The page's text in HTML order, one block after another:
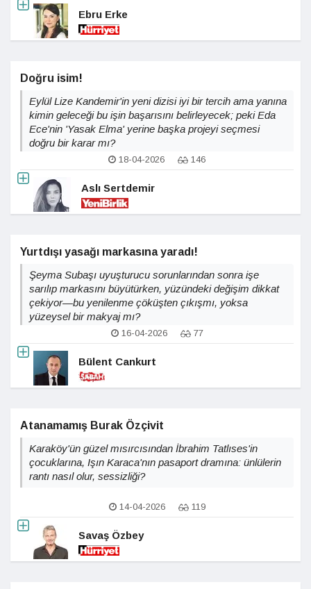
Ebru Erke
Doğru isim!
Eylül Lize Kandemir'in yeni dizisi iyi bir tercih ama yanına
kimin geleceği bu işin başarısını belirleyecek; peki Eda
Ece'nin 'Yasak Elma' yerine başka projeyi seçmesi
doğru bir karar mı?
18-04-2026 146
Aslı Sertdemir
Yurtdışı yasağı markasına yaradı!
Şeyma Subaşı uyuşturucu sorunlarından sonra işe
sarılıp markasını büyütürken, yüzündeki değişim dikkat
çekiyor—bu yenilenme çöküşten çıkışmı, yoksa
yüzeysel bir makyaj mı?
16-04-2026 77
Bülent Cankurt
Atanamamış Burak Özçivit
Karaköy'ün güzel mısırcısından İbrahim Tatlıses'in
çocuklarına, Işın Karaca'nın pasaport dramına: ünlülerin
rantı nasıl olur, sessizliği?
14-04-2026 119
Savaş Özbey